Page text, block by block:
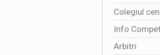
Colegiul
Info
Arbitri